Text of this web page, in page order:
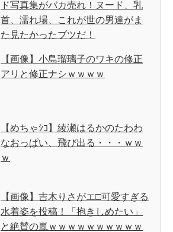
ド写真集がバカ売れ！ヌード、乳
首、濡れ場、これが世の男達がま
た見たかったブツだ！
【画像】小島瑠璃子のワキの修正
アリと修正ナシｗｗｗｗ
【めちゃｼｺ】綾瀬はるかのたわわ
なおっぱい、飛び出る・・・ｗｗ
ｗ
【画像】吉木りさがエ□可愛すぎる
水着姿を投稿！「抱きしめたい」
と絶賛の嵐ｗｗｗｗｗｗｗｗｗｗ